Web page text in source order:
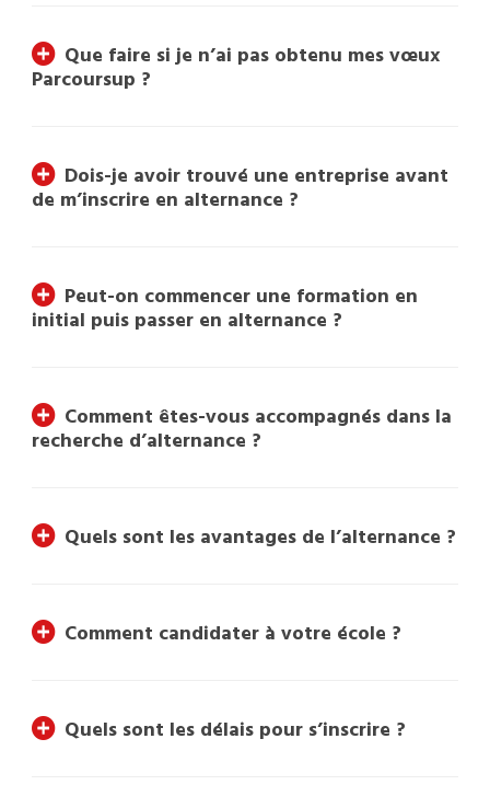
Que faire si je n’ai pas obtenu mes vœux
Parcoursup ?
Dois-je avoir trouvé une entreprise avant
de m’inscrire en alternance ?
Peut-on commencer une formation en
initial puis passer en alternance ?
Comment êtes-vous accompagnés dans la
recherche d’alternance ?
Quels sont les avantages de l’alternance ?
Comment candidater à votre école ?
Quels sont les délais pour s’inscrire ?